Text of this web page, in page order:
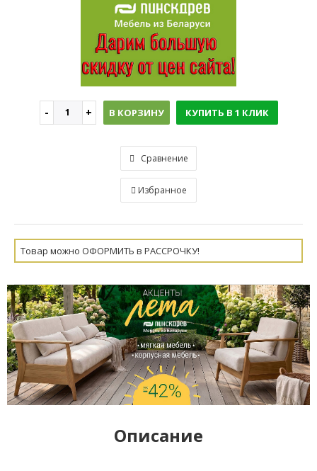
В КОРЗИНУ КУПИТЬ В 1 КЛИК
Сравнение
Избранное
Товар можно ОФОРМИТЬ в РАССРОЧКУ!
Описание